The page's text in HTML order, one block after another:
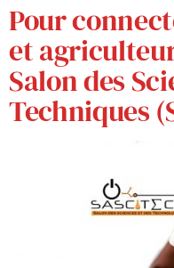
Pour
et
Salon des
Techniques